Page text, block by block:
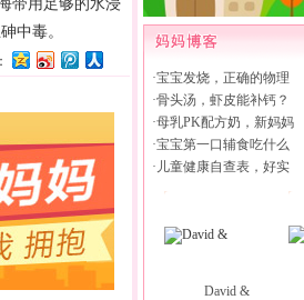
中毒。
·宝宝发烧，正确的物理
·骨头汤，虾皮能补钙？
·母乳PK配方奶，新妈妈
·宝宝第一口辅食吃什么
· 儿童健康自查表，好实
David &